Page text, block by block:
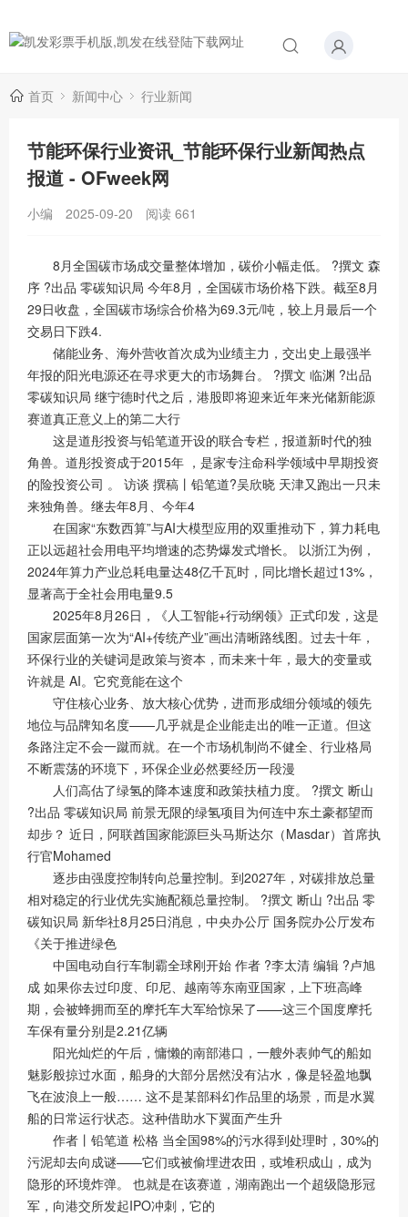
首页 新闻中心 行业新闻
节能环保行业资讯_节能环保行业新闻热点
报道 - OFweek网
小编 2025-09-20 阅读 661
8月全国碳市场成交量整体增加，碳价小幅走低。 ?撰文 森
序 ?出品 零碳知识局 今年8月，全国碳市场价格下跌。截至8月
29日收盘，全国碳市场综合价格为69.3元/吨，较上月最后一个
交易日下跌4.
储能业务、海外营收首次成为业绩主力，交出史上最强半
年报的阳光电源还在寻求更大的市场舞台。 ?撰文 临渊 ?出品
零碳知识局 继宁德时代之后，港股即将迎来近年来光储新能源
赛道真正意义上的第二大行
这是道彤投资与铅笔道开设的联合专栏，报道新时代的独
角兽。道彤投资成于2015年 ，是家专注命科学领域中早期投资
的险投资公司 。 访谈 撰稿丨铅笔道?吴欣晓 天津又跑出一只未
来独角兽。继去年8月、今年4
在国家“东数西算”与AI大模型应用的双重推动下，算力耗电
正以远超社会用电平均增速的态势爆发式增长。 以浙江为例，
2024年算力产业总耗电量达48亿千瓦时，同比增长超过13%，
显著高于全社会用电量9.5
2025年8月26日，《人工智能+行动纲领》正式印发，这是
国家层面第一次为“AI+传统产业”画出清晰路线图。过去十年，
环保行业的关键词是政策与资本，而未来十年，最大的变量或
许就是 AI。它究竟能在这个
守住核心业务、放大核心优势，进而形成细分领域的领先
地位与品牌知名度——几乎就是企业能走出的唯一正道。但这
条路注定不会一蹴而就。在一个市场机制尚不健全、行业格局
不断震荡的环境下，环保企业必然要经历一段漫
人们高估了绿氢的降本速度和政策扶植力度。 ?撰文 断山
?出品 零碳知识局 前景无限的绿氢项目为何连中东土豪都望而
却步？ 近日，阿联酋国家能源巨头马斯达尔（Masdar）首席执
行官Mohamed
逐步由强度控制转向总量控制。到2027年，对碳排放总量
相对稳定的行业优先实施配额总量控制。 ?撰文 断山 ?出品 零
碳知识局 新华社8月25日消息，中央办公厅 国务院办公厅发布
《关于推进绿色
中国电动自行车制霸全球刚开始 作者 ?李太清 编辑 ?卢旭
成 如果你去过印度、印尼、越南等东南亚国家，上下班高峰
期，会被蜂拥而至的摩托车大军给惊呆了——这三个国度摩托
车保有量分别是2.21亿辆
阳光灿烂的午后，慵懒的南部港口，一艘外表帅气的船如
魅影般掠过水面，船身的大部分居然没有沾水，像是轻盈地飘
飞在波浪上一般…… 这不是某部科幻作品里的场景，而是水翼
船的日常运行状态。这种借助水下翼面产生升
作者丨铅笔道 松格 当全国98%的污水得到处理时，30%的
污泥却去向成谜——它们或被偷埋进农田，或堆积成山，成为
隐形的环境炸弹。 也就是在该赛道，湖南跑出一个超级隐形冠
军，向港交所发起IPO冲刺，它的